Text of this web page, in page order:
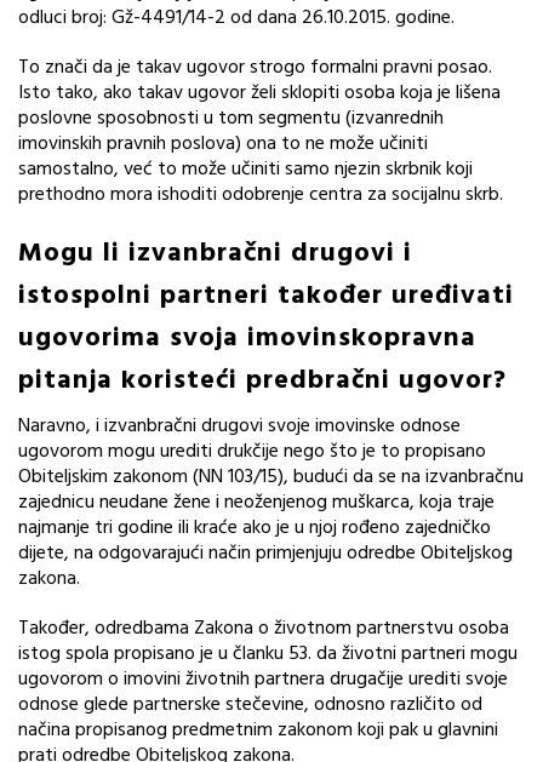
odluci broj: Gž-4491/14-2 od dana 26.10.2015. godine.
To znači da je takav ugovor strogo formalni pravni posao.
Isto tako, ako takav ugovor želi sklopiti osoba koja je lišena
poslovne sposobnosti u tom segmentu (izvanrednih
imovinskih pravnih poslova) ona to ne može učiniti
samostalno, već to može učiniti samo njezin skrbnik koji
prethodno mora ishoditi odobrenje centra za socijalnu skrb.
Mogu li izvanbračni drugovi i
istospolni partneri također uređivati
ugovorima svoja imovinskopravna
pitanja koristeći predbračni ugovor?
Naravno, i izvanbračni drugovi svoje imovinske odnose
ugovorom mogu urediti drukčije nego što je to propisano
Obiteljskim zakonom (NN 103/15), budući da se na izvanbračnu
zajednicu neudane žene i neoženjenog muškarca, koja traje
najmanje tri godine ili kraće ako je u njoj rođeno zajedničko
dijete, na odgovarajući način primjenjuju odredbe Obiteljskog
zakona.
Također, odredbama Zakona o životnom partnerstvu osoba
istog spola propisano je u članku 53. da životni partneri mogu
ugovorom o imovini životnih partnera drugačije urediti svoje
odnose glede partnerske stečevine, odnosno različito od
načina propisanog predmetnim zakonom koji pak u glavnini
prati odredbe Obiteljskog zakona.